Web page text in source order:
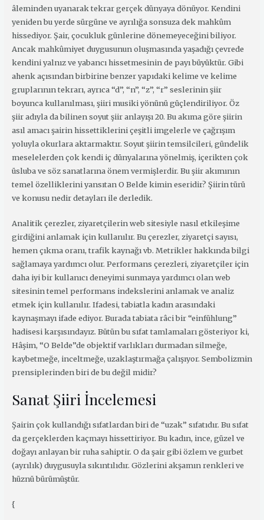
âleminden uyanarak tekrar gerçek dünyaya dönüyor. Kendini
yeniden bu yerde sürgüne ve ayrılığa sonsuza dek mahkûm
hissediyor. Şair, çocukluk günlerine dönemeyeceğini biliyor.
Ancak mahkûmiyet duygusunun oluşmasında yaşadığı çevrede
kendini yalnız ve yabancı hissetmesinin de payı büyüktür. Gibi
ahenk açısından birbirine benzer yapıdaki kelime ve kelime
gruplarının tekrarı, ayrıca “d”, “n”, “z”, “r” seslerinin şiir
boyunca kullanılması, şiiri musiki yönünü güçlendiriliyor. Öz
şiir adıyla da bilinen soyut şiir anlayışı 20. Bu akıma göre şiirin
asıl amacı şairin hissettiklerini çeşitli imgelerle ve çağrışım
yoluyla okurlara aktarmaktır. Soyut şiirin temsilcileri, gündelik
meselelerden çok kendi iç dünyalarına yönelmiş, içerikten çok
üsluba ve söz sanatlarına önem vermişlerdir. Bu şiir akımının
temel özelliklerini yansıtan O Belde kimin eseridir? Şiirin türü
ve konusu nedir detayları ile derledik.
Analitik çerezler, ziyaretçilerin web sitesiyle nasıl etkileşime
girdiğini anlamak için kullanılır. Bu çerezler, ziyaretçi sayısı,
hemen çıkma oranı, trafik kaynağı vb. Metrikler hakkında bilgi
sağlamaya yardımcı olur. Performans çerezleri, ziyaretçiler için
daha iyi bir kullanıcı deneyimi sunmaya yardımcı olan web
sitesinin temel performans indekslerini anlamak ve analiz
etmek için kullanılır. Ifadesi, tabiatla kadın arasındaki
kaynaşmayı ifade ediyor. Burada tabiata râci bir “einfühlung”
hadisesi karşısındayız. Bütün bu sıfat tamlamaları gösteriyor ki,
Hâşim, “O Belde”de objektif varlıkları durmadan silmeğe,
kaybetmeğe, inceltmeğe, uzaklaştırmağa çalışıyor. Sembolizmin
prensiplerinden biri de bu değil midir?
Sanat Şiiri İncelemesi
Şairin çok kullandığı sıfatlardan biri de “uzak” sıfatıdır. Bu sıfat
da gerçeklerden kaçmayı hissettiriyor. Bu kadın, ince, güzel ve
doğayı anlayan bir ruha sahiptir. O da şair gibi özlem ve gurbet
(ayrılık) duygusuyla sıkıntılıdır. Gözlerini akşamın renkleri ve
hüznü bürümüştür.
{